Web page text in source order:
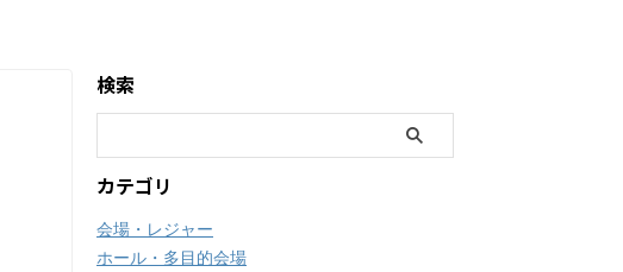
検索
カテゴリ
会場・レジャー
ホール・多目的会場